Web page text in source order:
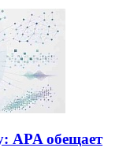
APA обещает